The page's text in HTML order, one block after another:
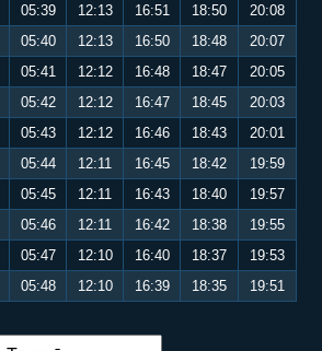
05:39 12:13 16:51 18:50
20:08
05:40 12:13 16:50 18:48
20:07
05:41 12:12 16:48 18:47
20:05
05:42 12:12 16:47 18:45
20:03
05:43 12:12 16:46 18:43
20:01
05:44 12:11 16:45 18:42
19:59
05:45 12:11 16:43 18:40
19:57
05:46 12:11 16:42 18:38
19:55
05:47 12:10 16:40 18:37
19:53
05:48 12:10 16:39 18:35 19:51